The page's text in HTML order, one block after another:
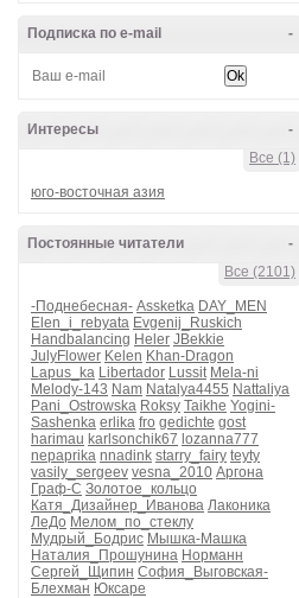
-
Подписка по e-mail
-
Интересы
Все (1)
юго-восточная азия
-
Постоянные читатели
Все (2101)
-Поднебесная- Assketka DAY_MEN
Elen_i_rebyata Evgenij_Ruskich
Handbalancing Heler JBekkie
JulyFlower Kelen Khan-Dragon
Lapus_ka Libertador Lussit Mela-ni
Melody-143 Nam Natalya4455 Nattaliya
Pani_Ostrowska Roksy Taikhe Yogini-
Sashenka erlika fro gedichte gost
harimau karlsonchik67 lozanna777
nepaprika nnadink starry_fairy teyty
vasily_sergeev vesna_2010 Аргона
Граф-С Золотое_кольцо
Катя_Дизайнер_Иванова Лаконика
ЛеДо Мелом_по_стеклу
Мудрый_Бодрис Мышка-Машка
Наталия_Прошунина Норманн
Сергей_Щипин София_Выговская-
Блехман Юксаре